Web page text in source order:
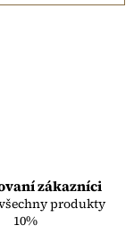
zákazníci
produkty
10%